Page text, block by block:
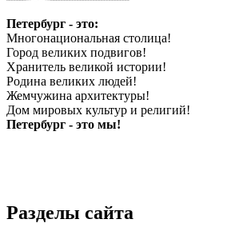
Петербург - это:
Многонациональная столица!
Город великих подвигов!
Хранитель великой истории!
Родина великих людей!
Жемчужина архитектуры!
Дом мировых культур и религий!
Петербург - это мы!
Разделы сайта